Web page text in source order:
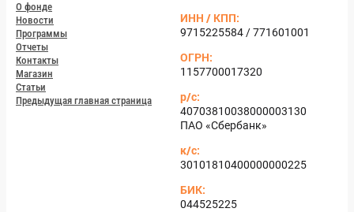
О фон­де
Но­вос­ти
Прог­раммы
От­че­ты
Кон­такты
Ма­газин
Статьи
Пре­дыду­щая глав­ная стра­ница
ИНН / КПП:
9715225584 / 771601001
ОГРН:
1157700017320
р/с:
40703810038000003130
ПАО «Сбер­банк»
к/с:
30101810400000000225
БИК:
044525225